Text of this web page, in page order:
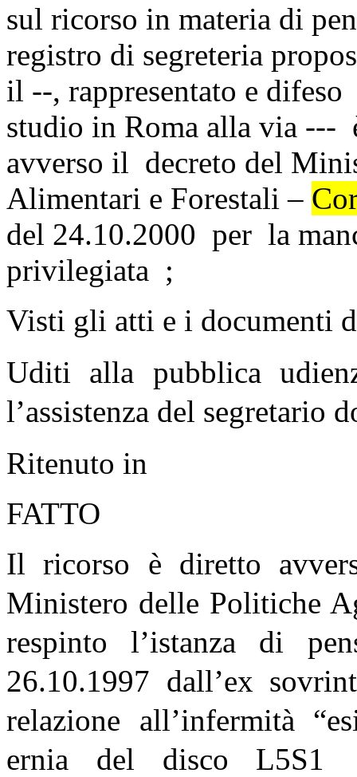
sul ricorso in materia di
registro di segreteria
il --, rappresentato e
studio in Roma alla via
avverso il decreto del
Alimentari e Forestali –
del 24.10.2000 per la
privilegiata ;
Visti gli atti e i documenti
Uditi alla pubblica
l’assistenza del segretario
Ritenuto in
FATTO
Il ricorso è diretto
Ministero delle Politiche
respinto l’istanza di
26.10.1997 dall’ex
relazione all’infermità
ernia del disco L5S1